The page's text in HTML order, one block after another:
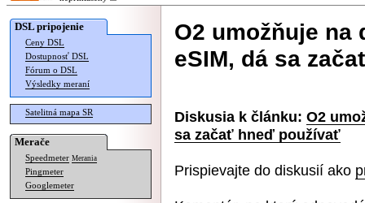
DSL pripojenie
Ceny DSL
Dostupnosť DSL
Fórum o DSL
Výsledky meraní
Satelitná mapa SR
Merače
Speedmeter Merania
Pingmeter
Googlemeter
O2 umožňuje
eSIM, dá sa
Diskusia k článku: O2
sa začať hneď používať
Prispievajte do diskusií ako